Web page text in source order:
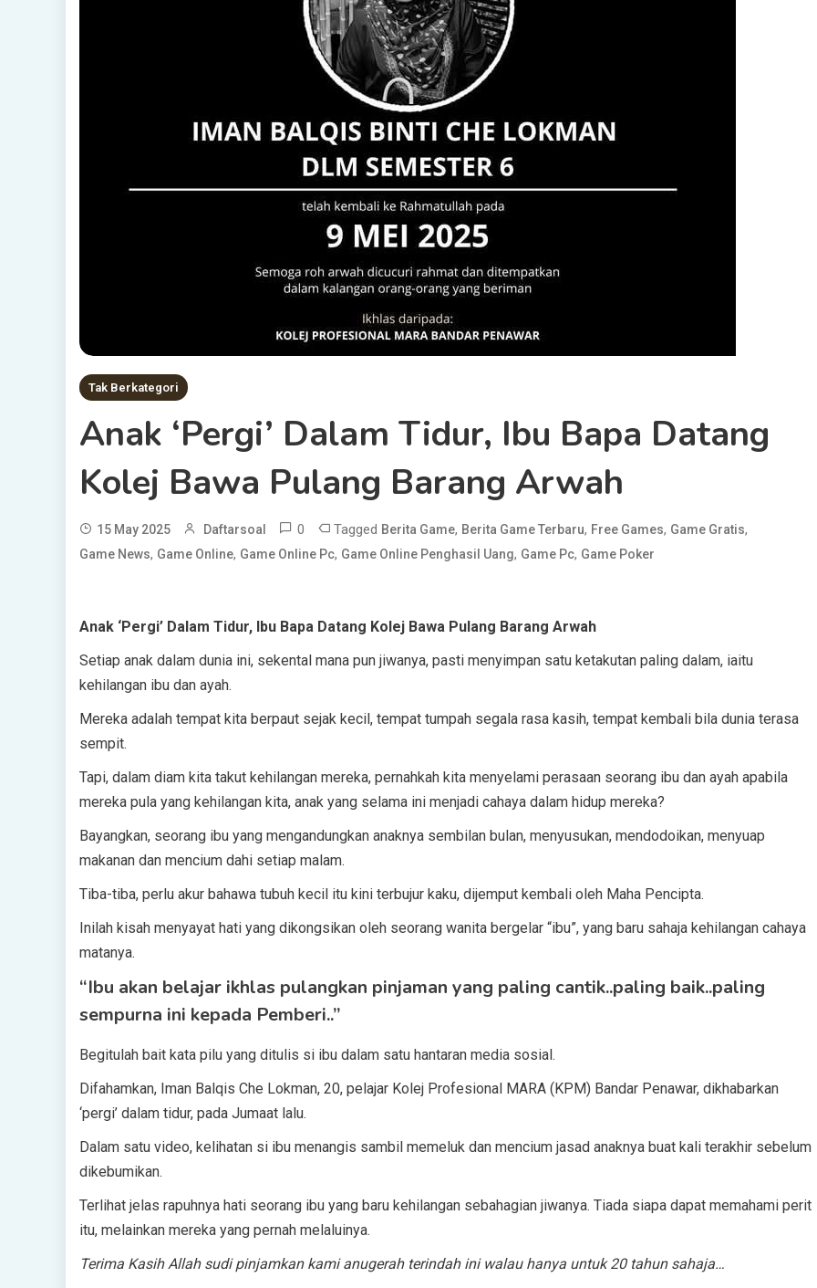
Tak Berkategori
Anak ‘Pergi’ Dalam Tidur, Ibu Bapa Datang
Kolej Bawa Pulang Barang Arwah
15 May 2025 Daftarsoal 0 Tagged Berita Game, Berita Game Terbaru, Free Games, Game Gratis,
Game News, Game Online, Game Online Pc, Game Online Penghasil Uang, Game Pc, Game Poker
Anak ‘Pergi’ Dalam Tidur, Ibu Bapa Datang Kolej Bawa Pulang Barang Arwah
Setiap anak dalam dunia ini, sekental mana pun jiwanya, pasti menyimpan satu ketakutan paling dalam, iaitu
kehilangan ibu dan ayah.
Mereka adalah tempat kita berpaut sejak kecil, tempat tumpah segala rasa kasih, tempat kembali bila dunia terasa
sempit.
Tapi, dalam diam kita takut kehilangan mereka, pernahkah kita menyelami perasaan seorang ibu dan ayah apabila
mereka pula yang kehilangan kita, anak yang selama ini menjadi cahaya dalam hidup mereka?
Bayangkan, seorang ibu yang mengandungkan anaknya sembilan bulan, menyusukan, mendodoikan, menyuap
makanan dan mencium dahi setiap malam.
Tiba-tiba, perlu akur bahawa tubuh kecil itu kini terbujur kaku, dijemput kembali oleh Maha Pencipta.
Inilah kisah menyayat hati yang dikongsikan oleh seorang wanita bergelar “ibu”, yang baru sahaja kehilangan cahaya
matanya.
“Ibu akan belajar ikhlas pulangkan pinjaman yang paling cantik..paling baik..paling
sempurna ini kepada Pemberi..”
Begitulah bait kata pilu yang ditulis si ibu dalam satu hantaran media sosial.
Difahamkan, Iman Balqis Che Lokman, 20, pelajar Kolej Profesional MARA (KPM) Bandar Penawar, dikhabarkan
‘pergi’ dalam tidur, pada Jumaat lalu.
Dalam satu video, kelihatan si ibu menangis sambil memeluk dan mencium jasad anaknya buat kali terakhir sebelum
dikebumikan.
Terlihat jelas rapuhnya hati seorang ibu yang baru kehilangan sebahagian jiwanya. Tiada siapa dapat memahami perit
itu, melainkan mereka yang pernah melaluinya.
Terima Kasih Allah sudi pinjamkan kami anugerah terindah ini walau hanya untuk 20 tahun sahaja…